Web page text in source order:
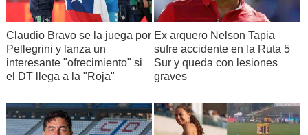
Claudio Bravo se la juega por
Pellegrini y lanza un
interesante "ofrecimiento" si
el DT llega a la "Roja"
Ex arquero Nelson Tapia
sufre accidente en la Ruta 5
Sur y queda con lesiones
graves